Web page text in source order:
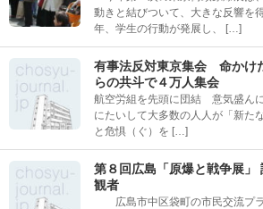
動きと結びついて、大きな反響を
年、学生の行動が発展し、 […]
有事法反対東京集会 命か
らの共斗で４万人集会
航空労組を先頭に団結 意気盛ん
にたいして大多数の人人が「新た
と危惧（ぐ）を […]
第８回広島「原爆と戦争展」
観者
広島市中区袋町の市民交流プラ